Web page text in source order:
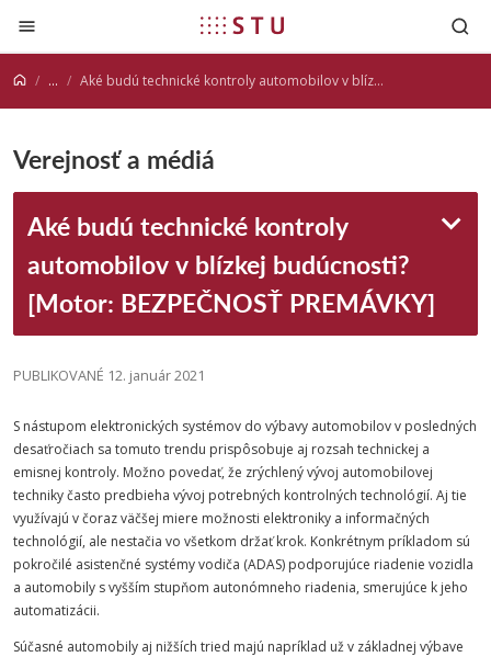
Prejsť na obsah
... Aké budú technické kontroly automobilov v blízkej budúcnosti? [Motor: BEZPEČNOSŤ PREMÁVKY]
Verejnosť a médiá
Aké budú technické kontroly
automobilov v blízkej budúcnosti?
[Motor: BEZPEČNOSŤ PREMÁVKY]
PUBLIKOVANÉ 12. január 2021
S nástupom elektronických systémov do výbavy automobilov v posledných
desaťročiach sa tomuto trendu prispôsobuje aj rozsah technickej a
emisnej kontroly. Možno povedať, že zrýchlený vývoj automobilovej
techniky často predbieha vývoj potrebných kontrolných technológií. Aj tie
využívajú v čoraz väčšej miere možnosti elektroniky a informačných
technológií, ale nestačia vo všetkom držať krok. Konkrétnym príkladom sú
pokročilé asistenčné systémy vodiča (ADAS) podporujúce riadenie vozidla
a automobily s vyšším stupňom autonómneho riadenia, smerujúce k jeho
automatizácii.
Súčasné automobily aj nižších tried majú napríklad už v základnej výbave